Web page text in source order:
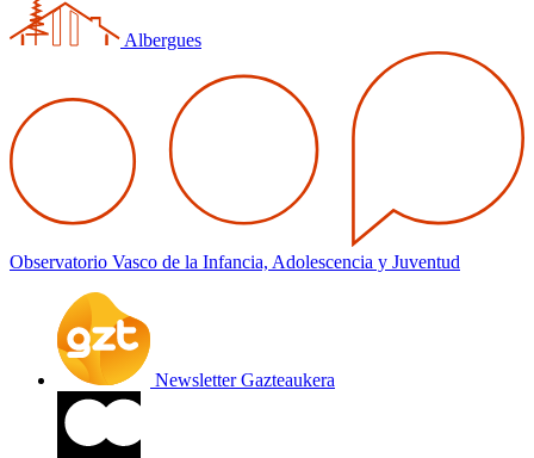
Albergues
Observatorio Vasco de la Infancia, Adolescencia y Juventud
Newsletter Gazteaukera